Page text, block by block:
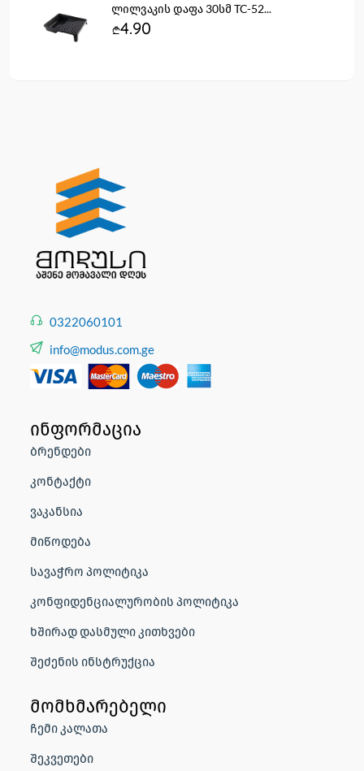
ლილვაკის დაფა 30სმ TC-52...
4.90
0322060101
info@modus.com.ge
ინფორმაცია
ბრენდები
კონტაქტი
ვაკანსია
მიწოდება
სავაჭრო პოლიტიკა
კონფიდენციალურობის პოლიტიკა
ხშირად დასმული კითხვები
შეძენის ინსტრუქცია
მომხმარებელი
ჩემი კალათა
შეკვეთები